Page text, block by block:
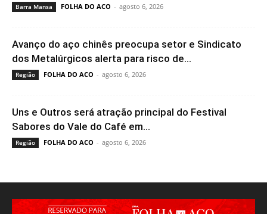
Barra Mansa FOLHA DO ACO - agosto 6, 2026
Avanço do aço chinês preocupa setor e Sindicato
dos Metalúrgicos alerta para risco de...
Região FOLHA DO ACO - agosto 6, 2026
Uns e Outros será atração principal do Festival
Sabores do Vale do Café em...
Região FOLHA DO ACO - agosto 6, 2026